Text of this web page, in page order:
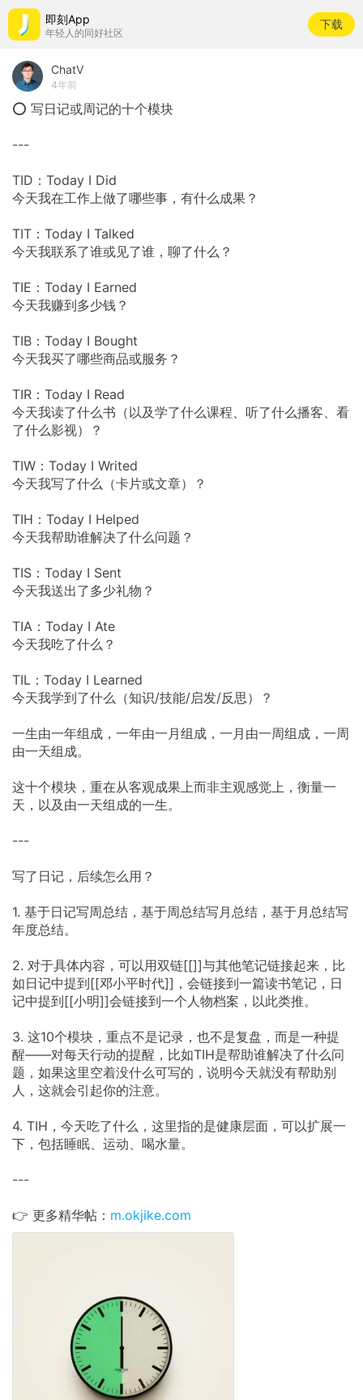
即刻App
年轻人的同好社区
下载
ChatV
4年前
⭕ 写日记或周记的十个模块
---
TID：Today I Did
今天我在工作上做了哪些事，有什么成果？
TIT：Today I Talked
今天我联系了谁或见了谁，聊了什么？
TIE：Today I Earned
今天我赚到多少钱？
TIB：Today I Bought
今天我买了哪些商品或服务？
TIR：Today I Read
今天我读了什么书（以及学了什么课程、听了什么播客、看
了什么影视）？
TIW：Today I Writed
今天我写了什么（卡片或文章）？
TIH：Today I Helped
今天我帮助谁解决了什么问题？
TIS：Today I Sent
今天我送出了多少礼物？
TIA：Today I Ate
今天我吃了什么？
TIL：Today I Learned
今天我学到了什么（知识/技能/启发/反思）？
一生由一年组成，一年由一月组成，一月由一周组成，一周
由一天组成。
这十个模块，重在从客观成果上而非主观感觉上，衡量一
天，以及由一天组成的一生。
---
写了日记，后续怎么用？
1. 基于日记写周总结，基于周总结写月总结，基于月总结写
年度总结。
2. 对于具体内容，可以用双链[[]]与其他笔记链接起来，比
如日记中提到[[邓小平时代]]，会链接到一篇读书笔记，日
记中提到[[小明]]会链接到一个人物档案，以此类推。
3. 这10个模块，重点不是记录，也不是复盘，而是一种提
醒——对每天行动的提醒，比如TIH是帮助谁解决了什么问
题，如果这里空着没什么可写的，说明今天就没有帮助别
人，这就会引起你的注意。
4. TIH，今天吃了什么，这里指的是健康层面，可以扩展一
下，包括睡眠、运动、喝水量。
---
👉 更多精华帖： m.okjike.com